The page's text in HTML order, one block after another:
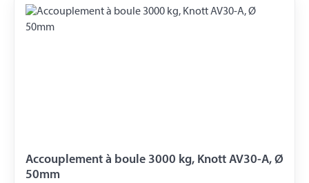
Accouplement à boule 3000 kg, Knott AV30-A, Ø
50mm